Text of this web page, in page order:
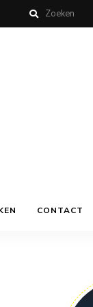
CONTACT